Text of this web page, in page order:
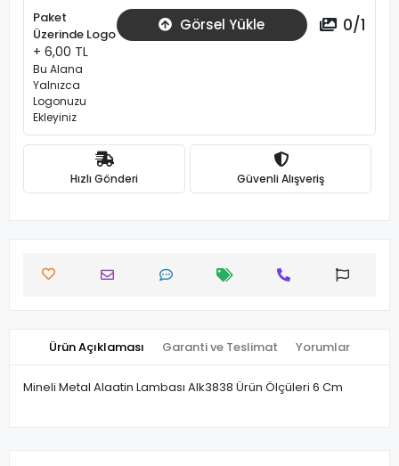
Paket
Üzerinde Logo
+ 6,00 TL
Bu Alana
Yalnızca
Logonuzu
Ekleyiniz
Görsel Yükle 0/1
Hızlı Gönderi Güvenli Alışveriş
Ürün Açıklaması Garanti ve Teslimat Yorumlar
Mineli Metal Alaatin Lambası Alk3838 Ürün Ölçüleri 6 Cm